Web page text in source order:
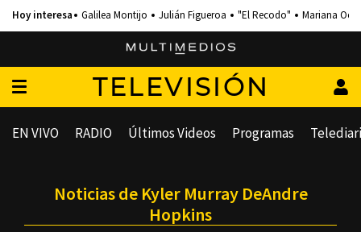
Galilea Montijo Julián Figueroa "El Recodo" Mariana
TELEVISIÓN
EN VIVO RADIO Últimos Videos Programas
Noticias de Kyler Murray DeAndre
Hopkins